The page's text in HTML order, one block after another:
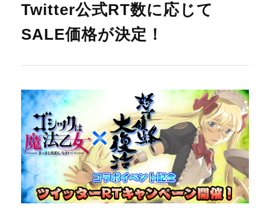
Twitter公式RT数に応じて
SALE価格が決定！